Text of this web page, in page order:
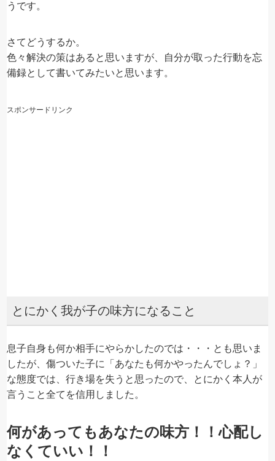
うです。
さてどうするか。
色々解決の策はあると思いますが、自分が取った行動を忘
備録として書いてみたいと思います。
スポンサードリンク
とにかく我が子の味方になること
息子自身も何か相手にやらかしたのでは・・・とも思いま
したが、傷ついた子に「あなたも何かやったんでしょ？」
な態度では、行き場を失うと思ったので、とにかく本人が
言うこと全てを信用しました。
何があってもあなたの味方！！心配し
なくていい！！